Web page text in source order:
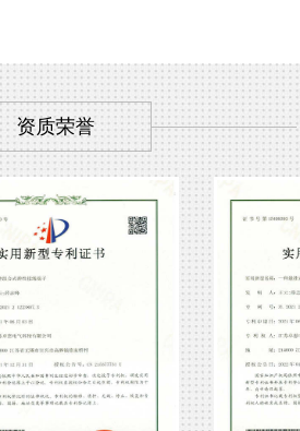
资质荣誉